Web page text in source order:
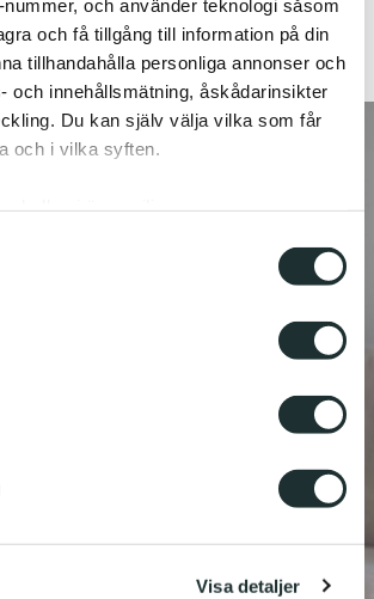
och använder teknologi såsom
och få tillgång till information på din
tillhandahålla personliga annonser och
och innehållsmätning, åskådarinsikter
Du kan själv välja vilka som får
och i vilka syften.
noggrannhet på upp till flera meter
dra tillbaka ditt samtycke när som
för att anpassa innehållet
sådana identifierare och annan
Visa detaljer